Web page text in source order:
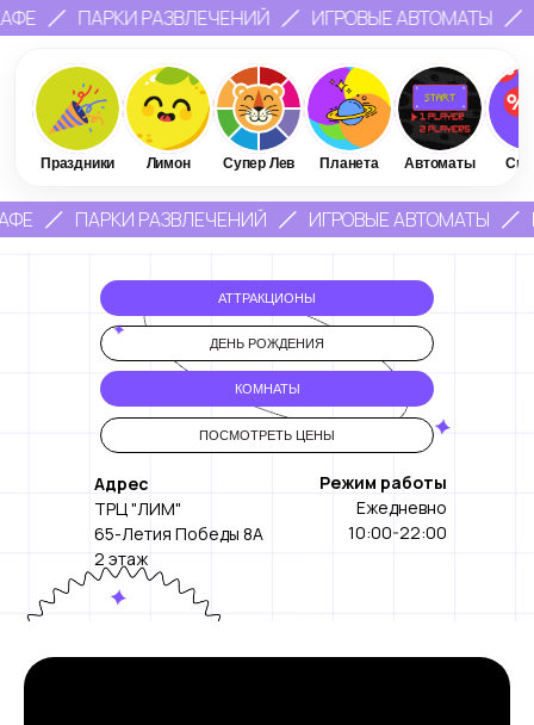
ИГРОВЫЕ АВТОМАТЫ КАФЕ ПАРКИ
Праздники Лимон Супер Лев Планета Автоматы
ИГРОВЫЕ АВТОМАТЫ КАФЕ ПАРКИ
ДЕНЬ РОЖДЕНИЯ
ПОСМОТРЕТЬ ЦЕНЫ
КОМНАТЫ
АТТРАКЦИОНЫ
Адрес
ТРЦ "ЛИМ"
65-Летия Победы 8А
2 этаж
Режим работы
Ежедневно
10:00-22:00